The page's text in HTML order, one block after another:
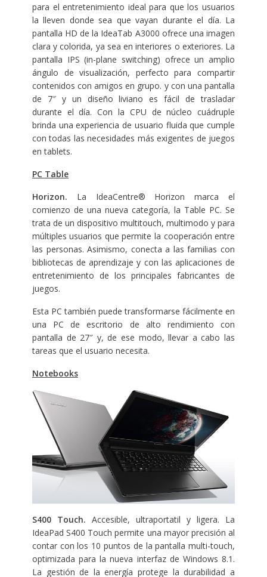
para el entretenimiento ideal para que los usuarios
la lleven donde sea que vayan durante el día. La
pantalla HD de la IdeaTab A3000 ofrece una imagen
clara y colorida, ya sea en interiores o exteriores. La
pantalla IPS (in-plane switching) ofrece un amplio
ángulo de visualización, perfecto para compartir
contenidos con amigos en grupo. y con una pantalla
de 7″ y un diseño liviano es fácil de trasladar
durante el día. Con la CPU de núcleo cuádruple
brinda una experiencia de usuario fluida que cumple
con todas las necesidades más exigentes de juegos
en tablets.
PC Table
Horizon.
La IdeaCentre® Horizon marca el
comienzo de una nueva categoría, la Table PC. Se
trata de un dispositivo multitouch, multimodo y para
múltiples usuarios que permite la cooperación entre
las personas. Asimismo, conecta a las familias con
bibliotecas de aprendizaje y con las aplicaciones de
entretenimiento de los principales fabricantes de
juegos.
Esta PC también puede transformarse fácilmente en
una PC de escritorio de alto rendimiento con
pantalla de 27″ y, de ese modo, llevar a cabo las
tareas que el usuario necesita.
Notebooks
S400 Touch. Accesible, ultraportatil y ligera. La
IdeaPad S400 Touch permite una mayor precisión al
contar con los 10 puntos de la pantalla multi-touch,
optimizada para la nueva interfaz de Windows 8.1.
La gestión de la energía protege la durabilidad a